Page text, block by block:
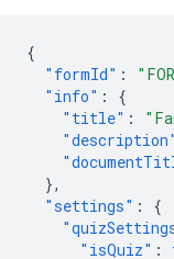
{
"formId" :
"info" :
{
"title" :
"description"
},
"settings" :
{
"isQuiz" :